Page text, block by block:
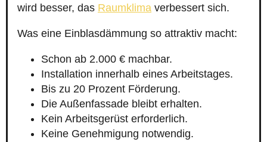
wird besser, das Raumklima verbessert sich.
Was eine Einblasdämmung so attraktiv macht:
Schon ab 2.000 € machbar.
Installation innerhalb eines Arbeitstages.
Bis zu 20 Prozent Förderung.
Die Außenfassade bleibt erhalten.
Kein Arbeitsgerüst erforderlich.
Keine Genehmigung notwendig.